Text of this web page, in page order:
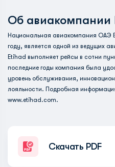
Об авиакомпании
Национальная авиакомпания ОАЭ
году, является одной из ведущих
Etihad выполняет рейсы в сотни
последние годы компания была
уровень обслуживания,
лояльности. Подробная
www.etihad.com.
Скачать PDF